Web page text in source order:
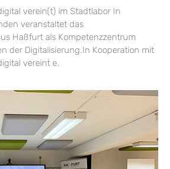
verein(t) im Stadtlabor In
veranstaltet das
Haßfurt als Kompetenzzentrum
der Digitalisierung.In Kooperation mit
vereint e.